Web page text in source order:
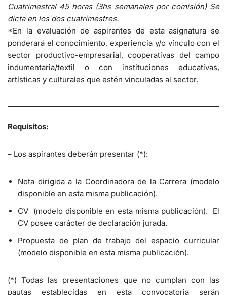
Cuatrimestral 45 horas (3hs semanales por comisión) Se
dicta en los dos cuatrimestres.
*En la evaluación de aspirantes de esta asignatura se
ponderará el conocimiento, experiencia y/o vínculo con el
sector productivo-empresarial, cooperativas del campo
indumentaria/textil o con instituciones educativas,
artísticas y culturales que estén vinculadas al sector.
Requisitos:
– Los aspirantes deberán presentar (*):
Nota dirigida a la Coordinadora de la Carrera (modelo
disponible en esta misma publicación).
CV (modelo disponible en esta misma publicación). El
CV posee carácter de declaración jurada.
Propuesta de plan de trabajo del espacio curricular
(modelo disponible en esta misma publicación).
(*) Todas las presentaciones que no cumplan con las
pautas establecidas en esta convocatoria serán